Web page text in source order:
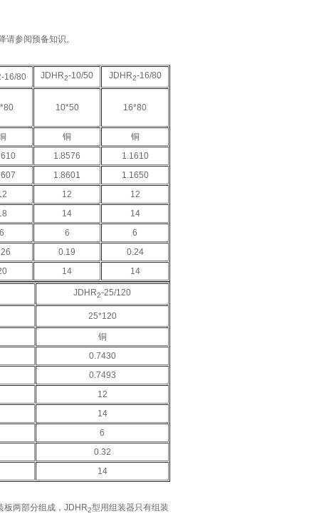
参阅预备知识。
16/80 JDHR2-10/50 JDHR2-16/80
10*50 16*80
铜
铜
1.8576
1.1610
1.8601
1.1650
12
12
14
14
6
6
6
0.19
0.24
14 14
JDHR2-25/120
25*120
铜
0.7430
0.7493
12
14
6
0.32
14
两部分组成，JDHR2型用组装器只有组装